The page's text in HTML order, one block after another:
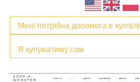
Я купуватиму сам
Мені потрібна допомога в купівлі